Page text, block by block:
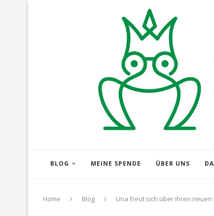
BLOG MEINE SPENDE ÜBER UNS
Home Blog Lina freut sich über ihren neuen